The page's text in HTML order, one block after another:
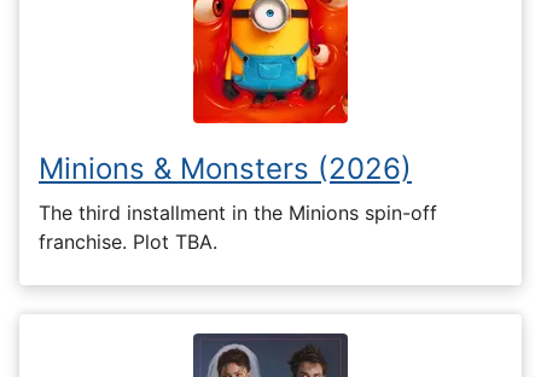
Minions & Monsters (2026)
The third installment in the Minions spin-off
franchise. Plot TBA.